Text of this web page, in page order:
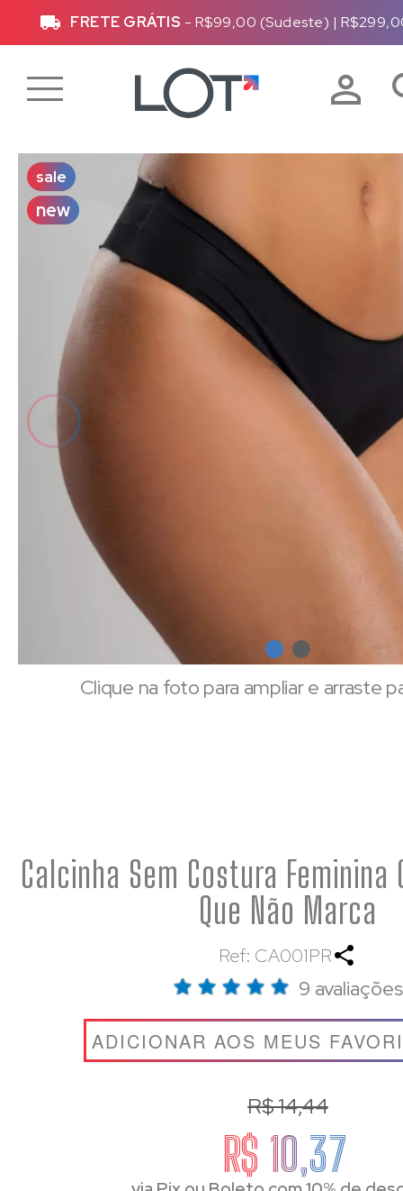
FRETE GRÁTIS - R$99,00 (Sudeste) |
sale
new
Clique na foto para ampliar e arraste
Calcinha Sem Costura
Que Não Marca
Ref: CA001PR
9 avaliações
ADICIONAR AOS MEUS
R$ 14,44
R$ 10,37